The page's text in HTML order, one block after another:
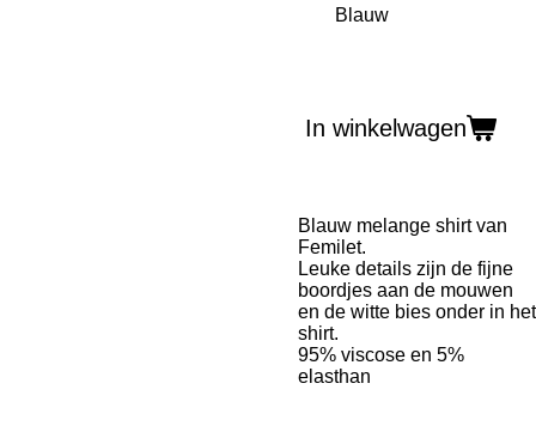
In winkelwagen
Blauw melange shirt van
Femilet.
Leuke details zijn de fijne
boordjes aan de mouwen
en de witte bies onder in het
shirt.
95% viscose en 5%
elasthan